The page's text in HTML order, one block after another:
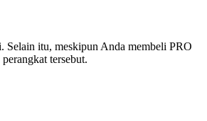
Selain itu, meskipun Anda membeli PRO
tersebut.